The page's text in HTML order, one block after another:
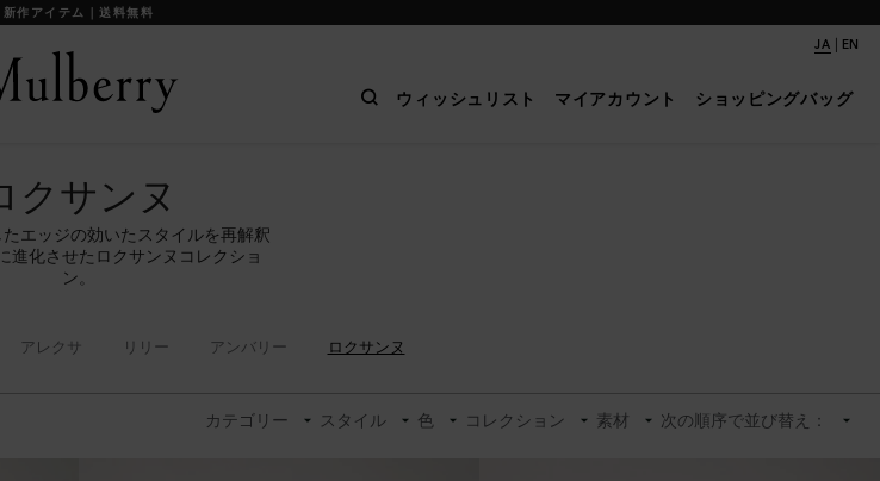
】お盆期間中の配送に関して
JA | EN
ウィッシュリスト マイアカウント ショッピングバッグ
クサンヌ
エッジの効いたスタイルを再解釈
進化させたロクサンヌコレクショ
ン。
アレクサ リリー アンバリー ロクサンヌ
カテゴリー スタイル 色 コレクション 素材 次の順序で並び替え：